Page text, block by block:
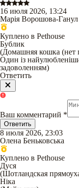
16 июля 2026, 13:24
Марія Ворошова-Ганул
Куплено в Pethouse
Бублик
(Домашняя кошка (нет
Один із
задоволенням)
Ответить
Ваш комментарий *
Ответить
8 июля 2026, 23:03
Олена Беньковська
Куплено в Pethouse
Дуся
(Шотландская
Ніка